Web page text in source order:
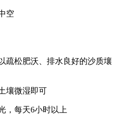
空
疏松肥沃、排水良好的沙质壤
壤微湿即可
，每天6小时以上